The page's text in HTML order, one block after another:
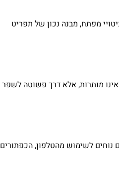
מפתח, מבנה נכון של תפריט
מותרות, אלא דרך פשוטה לשפר
נוחים לשימוש מהטלפון, הכפתורים